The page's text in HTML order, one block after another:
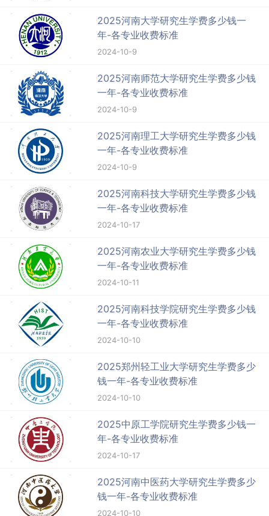
2025河南大学研究生学费多少钱一
年-各专业收费标准
2024-10-9
2025河南师范大学研究生学费多少钱
一年-各专业收费标准
2024-10-9
2025河南理工大学研究生学费多少钱
一年-各专业收费标准
2024-10-9
2025河南科技大学研究生学费多少钱
一年-各专业收费标准
2024-10-17
2025河南农业大学研究生学费多少钱
一年-各专业收费标准
2024-10-11
2025河南科技学院研究生学费多少钱
一年-各专业收费标准
2024-10-10
2025郑州轻工业大学研究生学费多少
钱一年-各专业收费标准
2024-10-10
2025中原工学院研究生学费多少钱一
年-各专业收费标准
2024-10-17
2025河南中医药大学研究生学费多少
钱一年-各专业收费标准
2024-10-10